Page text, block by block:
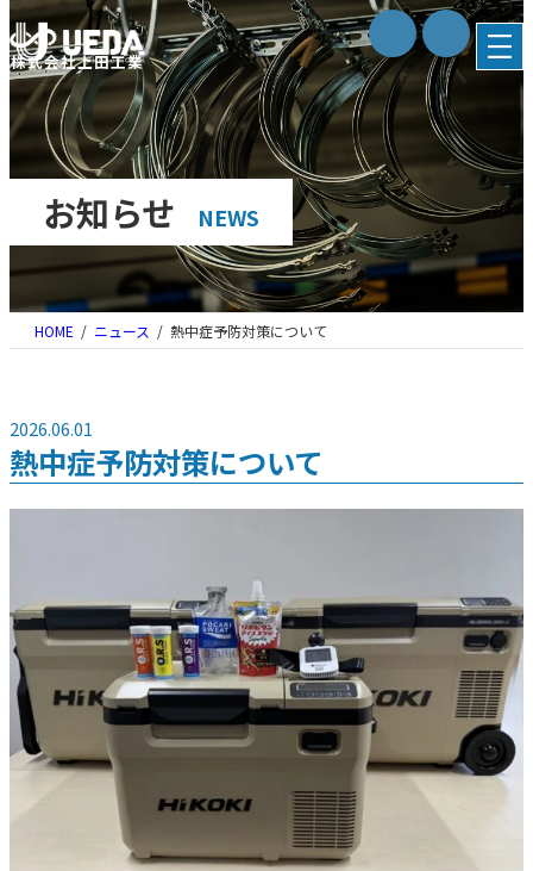
内
容
を
ス
キ
ッ
株式会社上田工業
お知らせ NEWS
HOME ニュース 熱中症予防対策について
2026.06.01
熱中症予防対策について